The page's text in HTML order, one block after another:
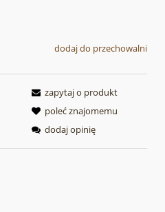
dodaj do przechowalni
zapytaj o produkt
poleć znajomemu
dodaj opinię